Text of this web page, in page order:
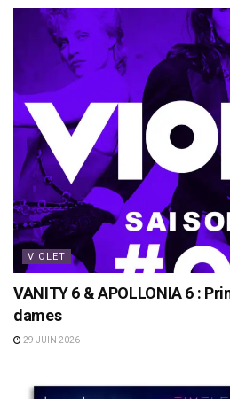
VIOLET
VANITY 6 & APOLLONIA 6 :
dames
29 JUIN 2026